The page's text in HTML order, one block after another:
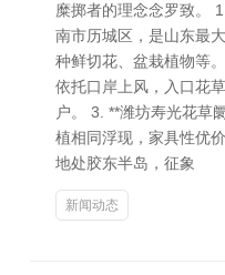
糜掷者的理念念罗致。
南市历城区，是山东最
种鲜切花、盆栽植物等
依托口岸上风，入口花
户。 3. **潍坊寿光花草
植相同浮现，家具性优
地处胶东半岛，征象
新闻动态